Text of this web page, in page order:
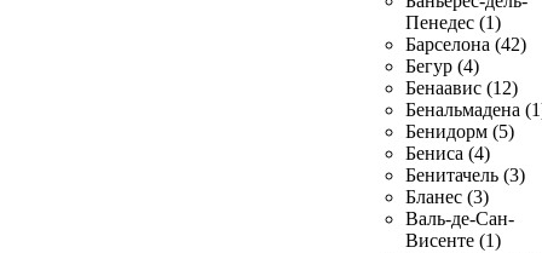
Пенедес (1)
Барселона (42)
Бегур (4)
Бенаавис (12)
Бенальмадена
Бенидорм (5)
Бениса (4)
Бенитачель (3)
Бланес (3)
Валь-де-Сан-
Висенте (1)